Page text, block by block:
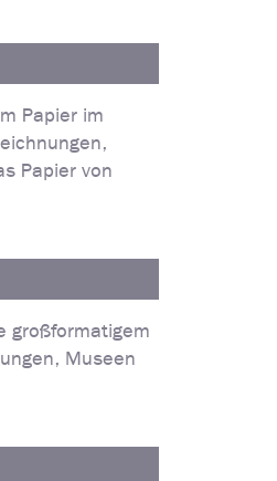
Papier im
Papier von
großformatigem
Museen